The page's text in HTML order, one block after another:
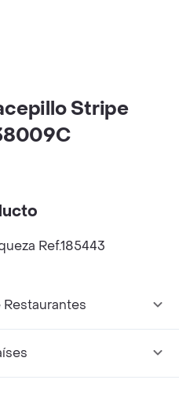
Stripe
Ref.185443